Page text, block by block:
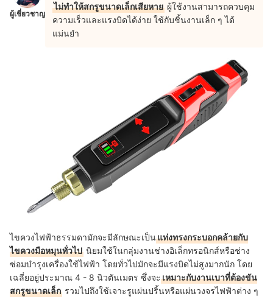
ผู้เชี่ยวชาญ
ไม่ทำให้สกรูขนาดเล็กเสียหาย ผู้ใช้งานสามารถควบคุม
ความเร็วและแรงบิดได้ง่าย ใช้กับชิ้นงานเล็ก ๆ ได้
แม่นยำ
ไขควงไฟฟ้าธรรมดามักจะมีลักษณะเป็นแท่งทรงกระบอกคล้ายกับ
ไขควงมือหมุนทั่วไป นิยมใช้ในกลุ่มงานช่างอิเล็กทรอนิกส์หรือช่าง
ซ่อมบำรุงเครื่องใช้ไฟฟ้า โดยทั่วไปมักจะมีแรงบิดไม่สูงมากนัก โดย
เฉลี่ยอยู่ประมาณ 4 - 8 นิวตันเมตร ซึ่งจะเหมาะกับงานเบาที่ต้องขัน
สกรูขนาดเล็ก รวมไปถึงใช้เจาะรูแผ่นปริ้นหรือแผ่นวงจรไฟฟ้าต่าง ๆ